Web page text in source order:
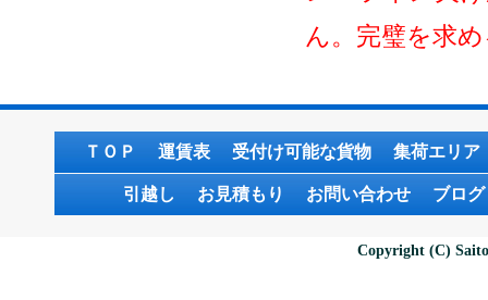
ん。完璧を求
ＴＯＰ 運賃表 受付け可能な貨物 集荷エリア
引越し お見積もり お問い合わせ ブログ
Copyright (C)